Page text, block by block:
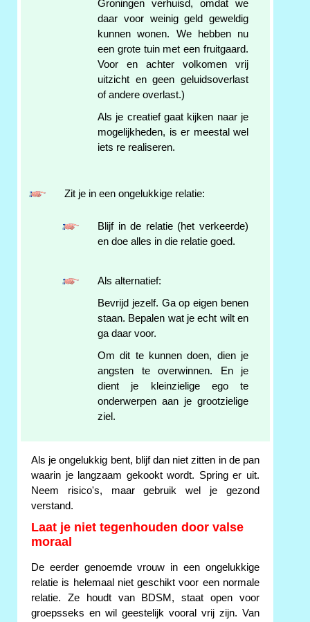
Groningen verhuisd, omdat we
daar voor weinig geld geweldig
kunnen wonen. We hebben nu
een grote tuin met een fruitgaard.
Voor en achter volkomen vrij
uitzicht en geen geluidsoverlast
of andere overlast.)
Als je creatief gaat kijken naar je
mogelijkheden, is er meestal wel
iets re realiseren.
Zit je in een ongelukkige relatie:
Blijf in de relatie (het verkeerde)
en doe alles in die relatie goed.
Als alternatief:
Bevrijd jezelf. Ga op eigen benen
staan. Bepalen wat je echt wilt en
ga daar voor.
Om dit te kunnen doen, dien je
angsten te overwinnen. En je
dient je kleinzielige ego te
onderwerpen aan je grootzielige
ziel.
Als je ongelukkig bent, blijf dan niet zitten in de pan
waarin je langzaam gekookt wordt. Spring er uit.
Neem risico's, maar gebruik wel je gezond
verstand.
Laat je niet tegenhouden door valse
moraal
De eerder genoemde vrouw in een ongelukkige
relatie is helemaal niet geschikt voor een normale
relatie. Ze houdt van BDSM, staat open voor
groepsseks en wil geestelijk vooral vrij zijn. Van